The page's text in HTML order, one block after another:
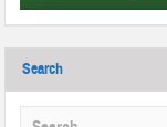
Search